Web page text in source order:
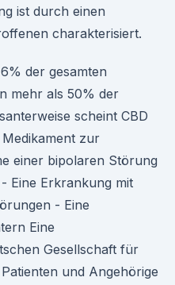
ist durch einen
charakterisiert.
der gesamten
mehr als 50% der
scheint CBD
zur
einer bipolaren Störung
Eine Erkrankung mit
- Eine
Eine
Gesellschaft für
und Angehörige